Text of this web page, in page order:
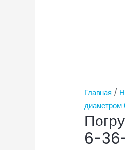
Главная /
диаметром
6-